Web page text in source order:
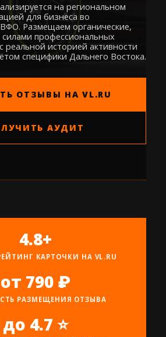
на региональном
для бизнеса во
Размещаем органические,
профессиональных
реальной историей активности
специфики Дальнего Востока.
ОТЗЫВЫ НА VL.RU
АУДИТ
4.8+
КАРТОЧКИ НА VL.RU
от 790 ₽
РАЗМЕЩЕНИЯ ОТЗЫВА
до 4.7 ⭐